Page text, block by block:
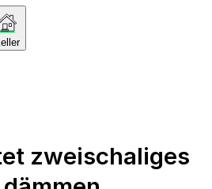
zweischaliges